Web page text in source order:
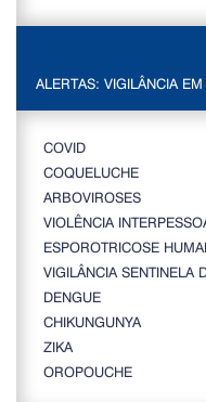
ALERTAS: VIGILÂNCIA
COVID
COQUELUCHE
ARBOVIROSES
VIOLÊNCIA
ESPOROTRICOSE
VIGILÂNCIA SENTINELA
DENGUE
CHIKUNGUNYA
ZIKA
OROPOUCHE